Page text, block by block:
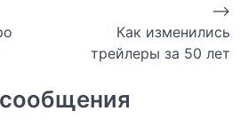
Как изменились
трейлеры за 50 лет
⟶